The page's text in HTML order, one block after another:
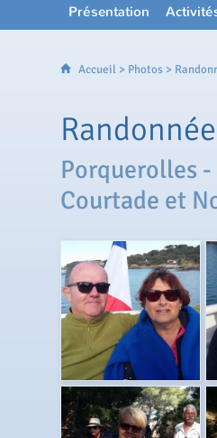
Présentation
Accueil > Photos >
Porquerolles
Courtade et